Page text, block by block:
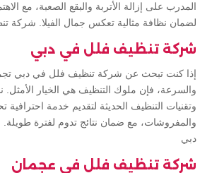
المدرب على إزالة الأتربة والبقع الصعبة، مع
لضمان نظافة مثالية تعكس جمال الفيلا. شركة
شركة تنظيف فلل في دبي
إذا كنت تبحث عن شركة تنظيف فلل في دبي
والسرعة، فإن ملوك التنظيف هي الخيار
وتقنيات التنظيف الحديثة لتقديم خدمة احترافية
والمفروشات، مع ضمان نتائج تدوم لفترة
دبي
شركة تنظيف فلل في عجمان